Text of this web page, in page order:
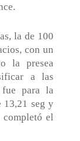
la de 100
con un
la presea
a las
para la
13,21 seg y
completó el